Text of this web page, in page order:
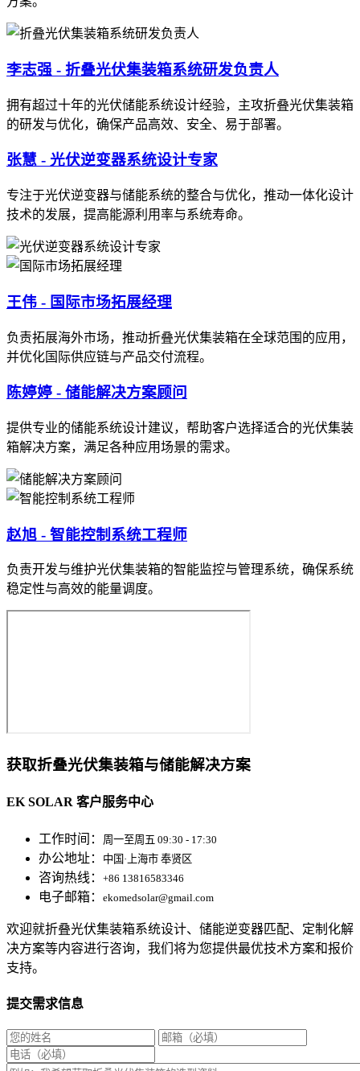
李志强 - 折叠光伏集装箱系统研发负责人
拥有超过十年的光伏储能系统设计经验，主攻折叠光伏集装箱
的研发与优化，确保产品高效、安全、易于部署。
张慧 - 光伏逆变器系统设计专家
专注于光伏逆变器与储能系统的整合与优化，推动一体化设计
技术的发展，提高能源利用率与系统寿命。
王伟 - 国际市场拓展经理
负责拓展海外市场，推动折叠光伏集装箱在全球范围的应用，
并优化国际供应链与产品交付流程。
陈婷婷 - 储能解决方案顾问
提供专业的储能系统设计建议，帮助客户选择适合的光伏集装
箱解决方案，满足各种应用场景的需求。
赵旭 - 智能控制系统工程师
负责开发与维护光伏集装箱的智能监控与管理系统，确保系统
稳定性与高效的能量调度。
获取折叠光伏集装箱与储能解决方案
EK SOLAR 客户服务中心
工作时间： 周一至周五 09:30 - 17:30
办公地址： 中国·上海市 奉贤区
咨询热线： +86 13816583346
电子邮箱： ekomedsolar@gmail.com
欢迎就折叠光伏集装箱系统设计、储能逆变器匹配、定制化解
决方案等内容进行咨询，我们将为您提供最优技术方案和报价
支持。
提交需求信息